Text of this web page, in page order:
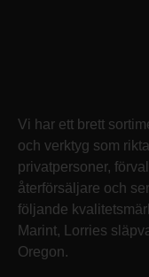
Vi har ett brett
och verktyg som
privatpersoner,
återförsäljare och
följande
Marint, Lorries
Oregon.